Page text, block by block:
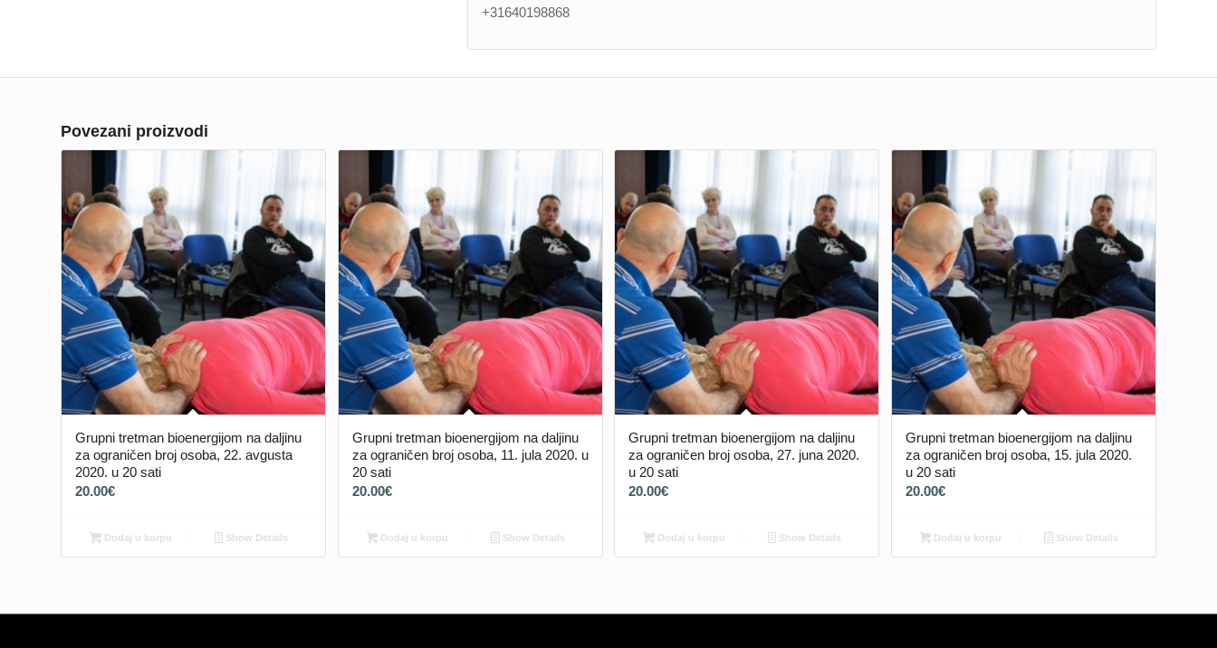
+31640198868
Povezani proizvodi
Grupni tretman bioenergijom na daljinu
za ograničen broj osoba, 22. avgusta
2020. u 20 sati
20.00€
Dodaj u korpu Show Details
Grupni tretman bioenergijom na daljinu
za ograničen broj osoba, 11. jula 2020. u
20 sati
20.00€
Dodaj u korpu Show Details
Grupni tretman bioenergijom na daljinu
za ograničen broj osoba, 27. juna 2020.
u 20 sati
20.00€
Dodaj u korpu Show Details
Grupni tretman bioenergijom na daljinu
za ograničen broj osoba, 15. jula 2020.
u 20 sati
20.00€
Dodaj u korpu Show Details